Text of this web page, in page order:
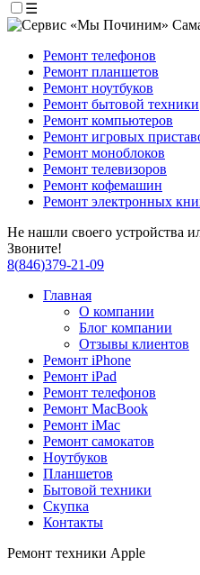
☰
Ремонт телефонов
Ремонт планшетов
Ремонт ноутбуков
Ремонт бытовой техники
Ремонт компьютеров
Ремонт игровых
Ремонт моноблоков
Ремонт телевизоров
Ремонт кофемашин
Ремонт электронных
Не нашли своего устройства
Звоните!
8(846)379-21-09
Главная
О компании
Блог компании
Отзывы клиентов
Ремонт iPhone
Ремонт iPad
Ремонт телефонов
Ремонт MacBook
Ремонт iMac
Ремонт самокатов
Ноутбуков
Планшетов
Бытовой техники
Скупка
Контакты
Ремонт техники Apple